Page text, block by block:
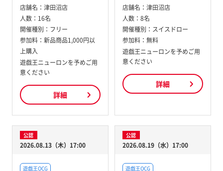
店舗名： 津田沼店
人数： 16名
開催種別： フリー
参加料： 新品商品1,000円以
上購入
遊戯王ニューロンを予めご用
意ください
詳細
店舗名： 津田沼店
人数： 8名
開催種別： スイスドロー
参加料： 無料
遊戯王ニューロンを予めご用
意ください
詳細
公認
2026.08.13（木）17:00
遊戯王OCG
公認
2026.08.19（水）17:00
遊戯王OCG